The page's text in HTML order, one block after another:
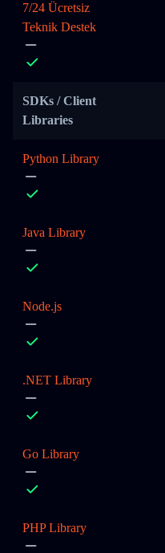
7/24 Ücretsiz
Teknik Destek
SDKs / Client
Libraries
Python Library
Java Library
Node.js
.NET Library
Go Library
PHP Library